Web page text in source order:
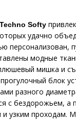
Softy
удачно
персонализован,
модные
мишка и
блок
разного
с бездорожьем, а
узким проходам.